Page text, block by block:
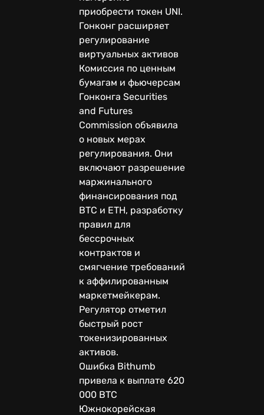
приобрести токен UNI.
Гонконг расширяет
регулирование
виртуальных активов
Комиссия по ценным
бумагам и фьючерсам
Гонконга Securities
and Futures
Commission объявила
о новых мерах
регулирования. Они
включают разрешение
маржинального
финансирования под
BTC и ETH, разработку
правил для
бессрочных
контрактов и
смягчение требований
к аффилированным
маркетмейкерам.
Регулятор отметил
быстрый рост
токенизированных
активов.
Ошибка Bithumb
привела к выплате 620
000 BTC
Южнокорейская